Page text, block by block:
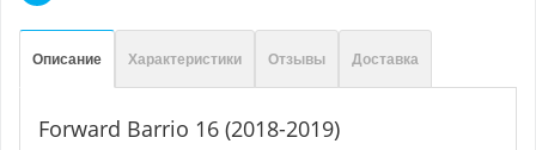
Описание Характеристики Отзывы Доставка
Forward Barrio 16 (2018-2019)